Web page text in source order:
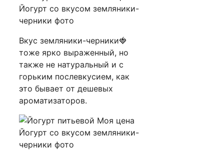
Вкус земляники-черники🍓
тоже ярко выраженный, но
также не натуральный и с
горьким послевкусием, как
это бывает от дешевых
ароматизаторов.